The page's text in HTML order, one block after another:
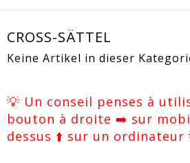
CROSS-SÄTTEL
Keine Artikel in dieser
💡 Un conseil penses à
bouton à droite ➡️ sur
dessus ⬆️ sur un ordinateur